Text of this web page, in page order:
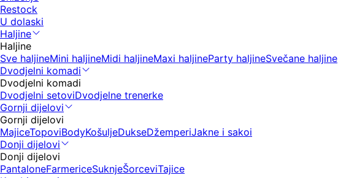
Restock
U dolaski
Haljine
Haljine
Sve haljineMini haljineMidi haljineMaxi haljineParty haljineSvečane haljine
Dvodjelni komadi
Dvodjelni komadi
Dvodjelni setoviDvodjelne trenerke
Gornji dijelovi
Gornji dijelovi
MajiceTopoviBodyKošuljeDukseDžemperiJakne i sakoi
Donji dijelovi
Donji dijelovi
PantaloneFarmericeSuknjeŠorceviTajice